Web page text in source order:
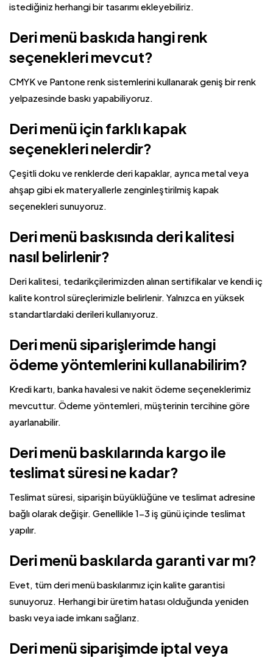
istediğiniz herhangi bir tasarımı ekleyebiliriz.
Deri menü baskıda hangi renk
seçenekleri mevcut?
CMYK ve Pantone renk sistemlerini kullanarak geniş bir renk
yelpazesinde baskı yapabiliyoruz.
Deri menü için farklı kapak
seçenekleri nelerdir?
Çeşitli doku ve renklerde deri kapaklar, ayrıca metal veya
ahşap gibi ek materyallerle zenginleştirilmiş kapak
seçenekleri sunuyoruz.
Deri menü baskısında deri kalitesi
nasıl belirlenir?
Deri kalitesi, tedarikçilerimizden alınan sertifikalar ve kendi iç
kalite kontrol süreçlerimizle belirlenir. Yalnızca en yüksek
standartlardaki derileri kullanıyoruz.
Deri menü siparişlerimde hangi
ödeme yöntemlerini kullanabilirim?
Kredi kartı, banka havalesi ve nakit ödeme seçeneklerimiz
mevcuttur. Ödeme yöntemleri, müşterinin tercihine göre
ayarlanabilir.
Deri menü baskılarında kargo ile
teslimat süresi ne kadar?
Teslimat süresi, siparişin büyüklüğüne ve teslimat adresine
bağlı olarak değişir. Genellikle 1-3 iş günü içinde teslimat
yapılır.
Deri menü baskılarda garanti var mı?
Evet, tüm deri menü baskılarımız için kalite garantisi
sunuyoruz. Herhangi bir üretim hatası olduğunda yeniden
baskı veya iade imkanı sağlarız.
Deri menü siparişimde iptal veya